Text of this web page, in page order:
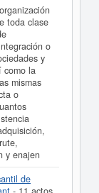
DE
los
como los
se ha
toda clase
o
y
como la
mismas
o
y enajen
de